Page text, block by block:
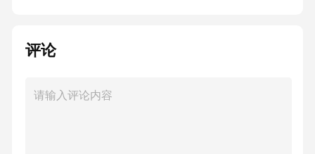
开年度工作总结会议的通知C.XX厂关于表彰先
评论